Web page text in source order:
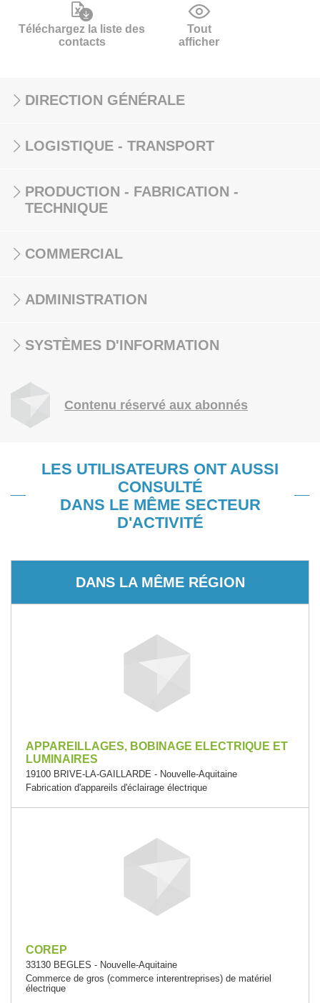
Téléchargez la liste des
contacts
Tout
afficher
DIRECTION GÉNÉRALE
LOGISTIQUE - TRANSPORT
PRODUCTION - FABRICATION -
TECHNIQUE
COMMERCIAL
ADMINISTRATION
SYSTÈMES D'INFORMATION
Contenu réservé aux abonnés
LES UTILISATEURS ONT AUSSI
CONSULTÉ
DANS LE MÊME SECTEUR
D'ACTIVITÉ
DANS LA MÊME RÉGION
APPAREILLAGES, BOBINAGE ELECTRIQUE ET
LUMINAIRES
19100 BRIVE-LA-GAILLARDE - Nouvelle-Aquitaine
Fabrication d'appareils d'éclairage électrique
COREP
33130 BEGLES - Nouvelle-Aquitaine
Commerce de gros (commerce interentreprises) de matériel
électrique